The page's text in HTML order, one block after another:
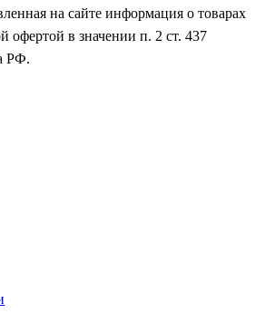
на сайте информация о товарах
офертой в значении п. 2 ст. 437
РФ.